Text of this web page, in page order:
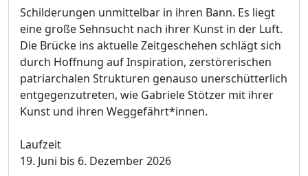
Schilderungen unmittelbar in ihren Bann. Es liegt
eine große Sehnsucht nach ihrer Kunst in der Luft.
Die Brücke ins aktuelle Zeitgeschehen schlägt sich
durch Hoffnung auf Inspiration, zerstörerischen
patriarchalen Strukturen genauso unerschütterlich
entgegenzutreten, wie Gabriele Stötzer mit ihrer
Kunst und ihren Weggefährt*innen.
Laufzeit
19. Juni bis 6. Dezember 2026